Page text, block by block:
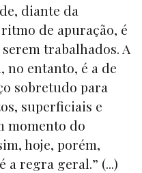
diante da
de apuração, é
trabalhados. A
no entanto, é a de
sobretudo para
superficiais e
momento do
hoje, porém,
a regra geral.” (...)